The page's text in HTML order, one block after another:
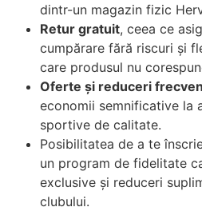
dintr-un magazin fizic
Retur gratuit, ceea ce
cumpărare fără riscuri și
care produsul nu
Oferte și reduceri
economii semnificative la
sportive de calitate.
Posibilitatea de a te
un program de fidelitate
exclusive și reduceri
clubului.